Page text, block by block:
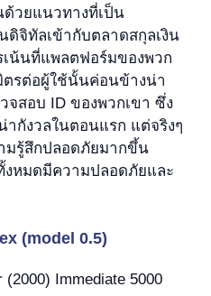
วยแนวทางที่เป็น
ดิจิทัลเข้ากับตลาดสกุลเงิน
เน้นที่แพลตฟอร์มของพวก
ตรต่อผู้ใช้นั้นค่อนข้างน่า
จสอบ ID ของพวกเขา ซึ่ง
ากังวลในตอนแรก แต่จริงๆ
มรู้สึกปลอดภัยมากขึ้น
งหมดมีความปลอดภัยและ
(model 0.5)